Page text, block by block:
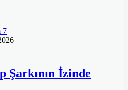
Şarkının İzinde